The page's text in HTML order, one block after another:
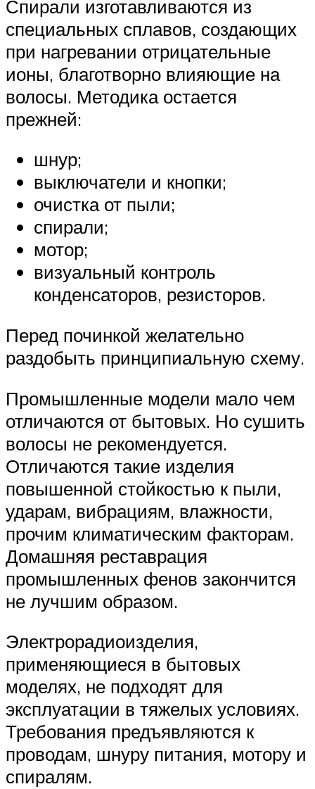
Спирали изготавливаются из
специальных сплавов, создающих
при нагревании отрицательные
ионы, благотворно влияющие на
волосы. Методика остается
прежней:
шнур;
выключатели и кнопки;
очистка от пыли;
спирали;
мотор;
визуальный контроль
конденсаторов, резисторов.
Перед починкой желательно
раздобыть принципиальную схему.
Промышленные модели мало чем
отличаются от бытовых. Но сушить
волосы не рекомендуется.
Отличаются такие изделия
повышенной стойкостью к пыли,
ударам, вибрациям, влажности,
прочим климатическим факторам.
Домашняя реставрация
промышленных фенов закончится
не лучшим образом.
Электрорадиоизделия,
применяющиеся в бытовых
моделях, не подходят для
эксплуатации в тяжелых условиях.
Требования предъявляются к
проводам, шнуру питания, мотору и
спиралям.